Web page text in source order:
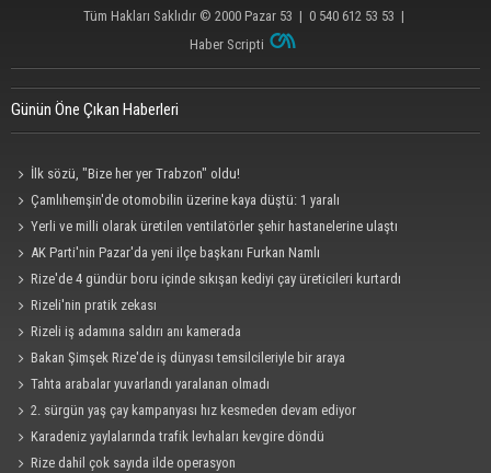
Tüm Hakları Saklıdır © 2000 Pazar 53 | 0 540 612 53 53 |
Haber Scripti
Günün Öne Çıkan Haberleri
İlk sözü, "Bize her yer Trabzon" oldu!
Çamlıhemşin'de otomobilin üzerine kaya düştü: 1 yaralı
Yerli ve milli olarak üretilen ventilatörler şehir hastanelerine ulaştı
AK Parti'nin Pazar'da yeni ilçe başkanı Furkan Namlı
Rize'de 4 gündür boru içinde sıkışan kediyi çay üreticileri kurtardı
Rizeli'nin pratik zekası
Rizeli iş adamına saldırı anı kamerada
Bakan Şimşek Rize'de iş dünyası temsilcileriyle bir araya
Tahta arabalar yuvarlandı yaralanan olmadı
2. sürgün yaş çay kampanyası hız kesmeden devam ediyor
Karadeniz yaylalarında trafik levhaları kevgire döndü
Rize dahil çok sayıda ilde operasyon